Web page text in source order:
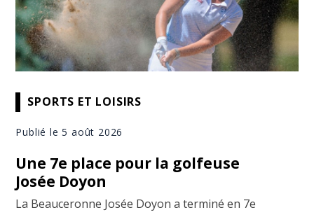
SPORTS ET LOISIRS
Publié le 5 août 2026
Une 7e place pour la golfeuse
Josée Doyon
La Beauceronne Josée Doyon a terminé en 7e